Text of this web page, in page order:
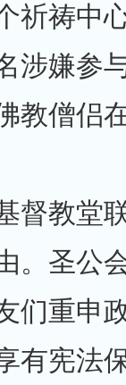
祈祷中
涉嫌参
教僧侣
督教堂
。圣公
们重申
有宪法